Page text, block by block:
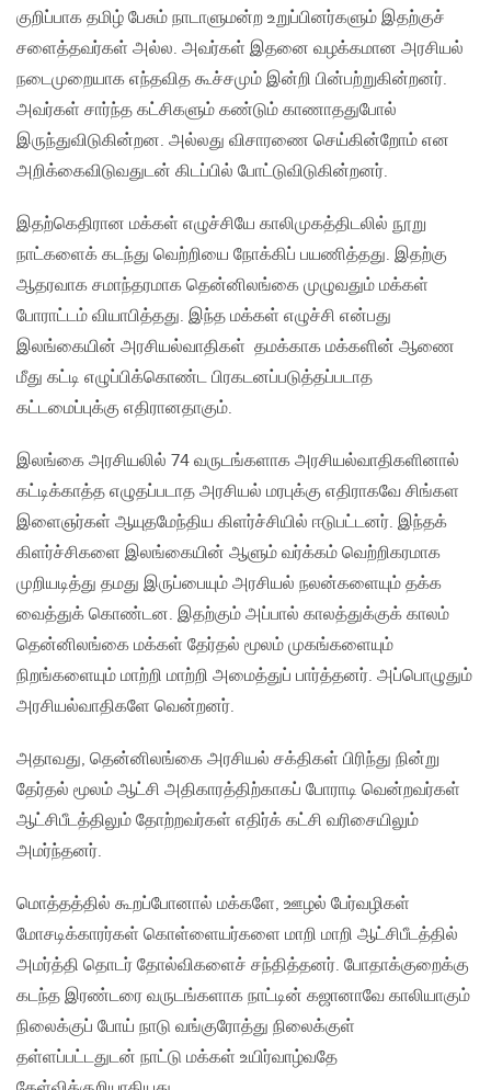
குறிப்பாக தமிழ் பேசும் நாடாளுமன்ற உறுப்பினர்களும் இதற்குச்
சளைத்தவர்கள் அல்ல. அவர்கள் இதனை வழக்கமான அரசியல்
நடைமுறையாக எந்தவித கூச்சமும் இன்றி பின்பற்றுகின்றனர்.
அவர்கள் சார்ந்த கட்சிகளும் கண்டும் காணாததுபோல்
இருந்துவிடுகின்றன. அல்லது விசாரணை செய்கின்றோம் என
அறிக்கைவிடுவதுடன் கிடப்பில் போட்டுவிடுகின்றனர்.
இதற்கெதிரான மக்கள் எழுச்சியே காலிமுகத்திடலில் நூறு
நாட்களைக் கடந்து வெற்றியை நோக்கிப் பயணித்தது. இதற்கு
ஆதரவாக சமாந்தரமாக தென்னிலங்கை முழுவதும் மக்கள்
போராட்டம் வியாபித்தது. இந்த மக்கள் எழுச்சி என்பது
இலங்கையின் அரசியல்வாதிகள் தமக்காக மக்களின் ஆணை
மீது கட்டி எழுப்பிக்கொண்ட பிரகடனப்படுத்தப்படாத
கட்டமைப்புக்கு எதிரானதாகும்.
இலங்கை அரசியலில் 74 வருடங்களாக அரசியல்வாதிகளினால்
கட்டிக்காத்த எழுதப்படாத அரசியல் மரபுக்கு எதிராகவே சிங்கள
இளைஞர்கள் ஆயுதமேந்திய கிளர்ச்சியில் ஈடுபட்டனர். இந்தக்
கிளர்ச்சிகளை இலங்கையின் ஆளும் வர்க்கம் வெற்றிகரமாக
முறியடித்து தமது இருப்பையும் அரசியல் நலன்களையும் தக்க
வைத்துக் கொண்டன. இதற்கும் அப்பால் காலத்துக்குக் காலம்
தென்னிலங்கை மக்கள் தேர்தல் மூலம் முகங்களையும்
நிறங்களையும் மாற்றி மாற்றி அமைத்துப் பார்த்தனர். அப்பொழுதும்
அரசியல்வாதிகளே வென்றனர்.
அதாவது, தென்னிலங்கை அரசியல் சக்திகள் பிரிந்து நின்று
தேர்தல் மூலம் ஆட்சி அதிகாரத்திற்காகப் போராடி வென்றவர்கள்
ஆட்சிபீடத்திலும் தோற்றவர்கள் எதிர்க் கட்சி வரிசையிலும்
அமர்ந்தனர்.
மொத்தத்தில் கூறப்போனால் மக்களே, ஊழல் பேர்வழிகள்
மோசடிக்காரர்கள் கொள்ளையர்களை மாறி மாறி ஆட்சிபீடத்தில்
அமர்த்தி தொடர் தோல்விகளைச் சந்தித்தனர். போதாக்குறைக்கு
கடந்த இரண்டரை வருடங்களாக நாட்டின் கஜானாவே காலியாகும்
நிலைக்குப் போய் நாடு வங்குரோத்து நிலைக்குள்
தள்ளப்பட்டதுடன் நாட்டு மக்கள் உயிர்வாழ்வதே